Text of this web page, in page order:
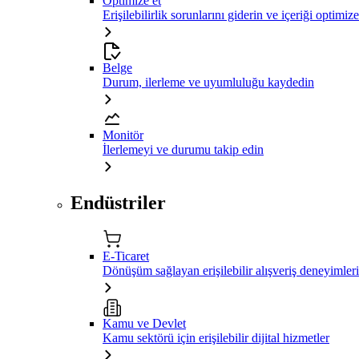
Erişilebilirlik sorunlarını giderin ve içeriği
Belge
Durum, ilerleme ve uyumluluğu kaydedin
Monitör
İlerlemeyi ve durumu takip edin
Endüstriler
E-Ticaret
Dönüşüm sağlayan erişilebilir alışveriş deneyimleri
Kamu ve Devlet
Kamu sektörü için erişilebilir dijital hizmetler